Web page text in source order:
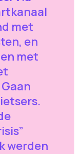
met
en
met
werden